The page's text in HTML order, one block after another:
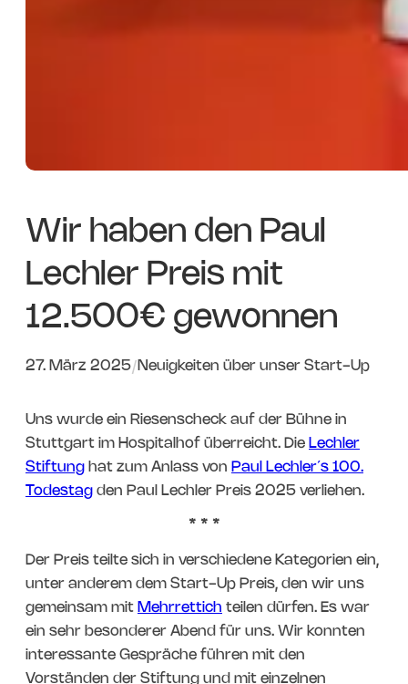
Wir haben den Paul
Lechler Preis mit
12.500€ gewonnen
27. März 2025/ Neuigkeiten über unser Start-Up
Uns wurde ein Riesenscheck auf der Bühne in
Stuttgart im Hospitalhof überreicht. Die Lechler
Stiftung hat zum Anlass von Paul Lechler´s 100.
Todestag den Paul Lechler Preis 2025 verliehen.
Der Preis teilte sich in verschiedene Kategorien ein,
unter anderem dem Start-Up Preis, den wir uns
gemeinsam mit Mehrrettich teilen dürfen. Es war
ein sehr besonderer Abend für uns. Wir konnten
interessante Gespräche führen mit den
Vorständen der Stiftung und mit einzelnen